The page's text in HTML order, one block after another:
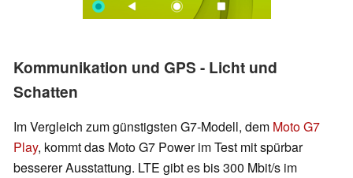
Kommunikation und GPS - Licht und
Schatten
Im Vergleich zum günstigsten G7-Modell, dem Moto G7
Play, kommt das Moto G7 Power im Test mit spürbar
besserer Ausstattung. LTE gibt es bis 300 Mbit/s im